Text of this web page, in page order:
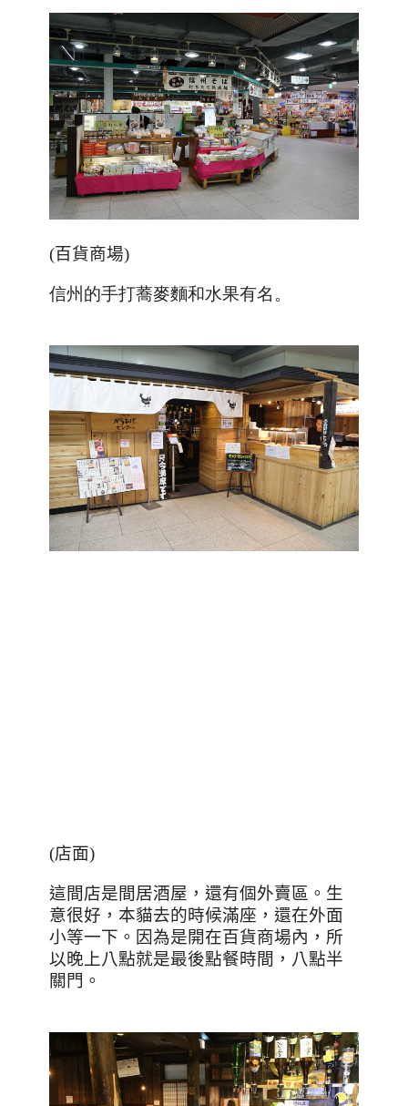
(百貨商場)
信州的手打蕎麥麵和水果有名 。
(店面)
這間店是間居酒屋，還有個外賣區。生
意很好，本貓去的時候滿座，還在外面
小等一下。因為是開在百貨商場內，所
以晚上八點就是最後點餐時間，八點半
關門。